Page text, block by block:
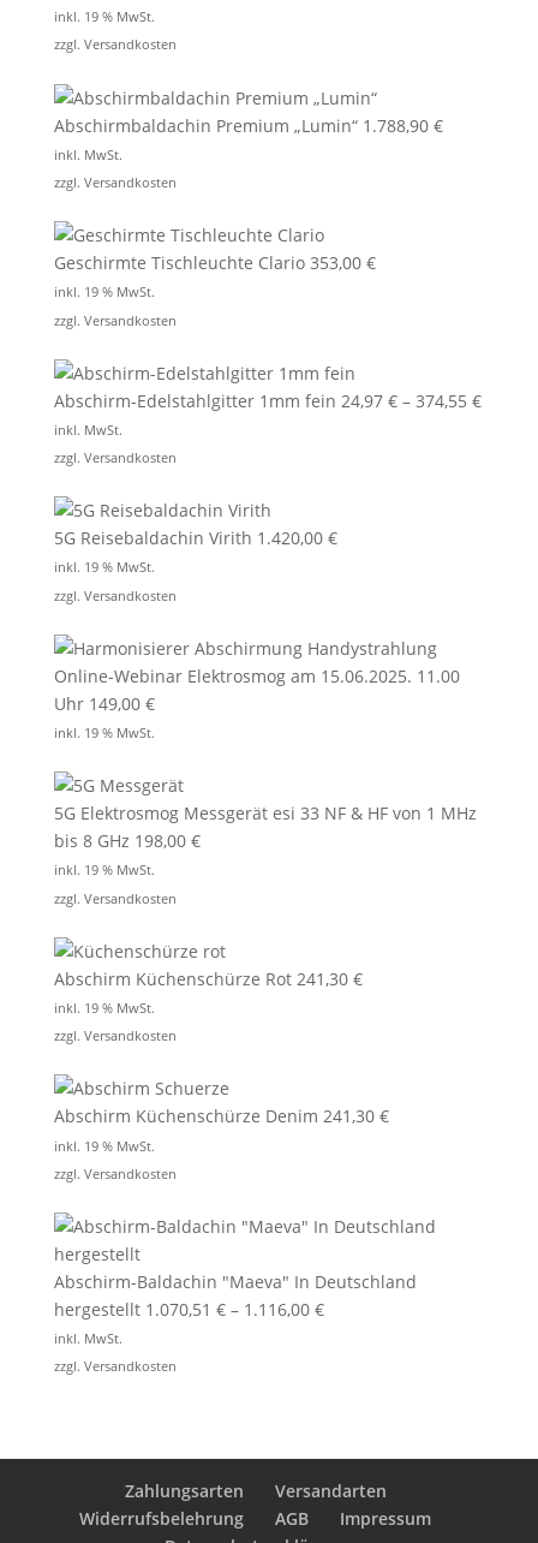
inkl. 19 % MwSt.
zzgl. Versandkosten
Abschirmbaldachin Premium „Lumin“ 1.788,90 €
inkl. MwSt.
zzgl. Versandkosten
Geschirmte Tischleuchte Clario 353,00 €
inkl. 19 % MwSt.
zzgl. Versandkosten
Abschirm-Edelstahlgitter 1mm fein 24,97 €– 374,55 €
inkl. MwSt.
zzgl. Versandkosten
5G Reisebaldachin Virith 1.420,00 €
inkl. 19 % MwSt.
zzgl. Versandkosten
Online-Webinar Elektrosmog am 15.06.2025. 11.00
Uhr 149,00 €
inkl. 19 % MwSt.
5G Elektrosmog Messgerät esi 33 NF & HF von 1 MHz
bis 8 GHz 198,00 €
inkl. 19 % MwSt.
zzgl. Versandkosten
Abschirm Küchenschürze Rot 241,30 €
inkl. 19 % MwSt.
zzgl. Versandkosten
Abschirm Küchenschürze Denim 241,30 €
inkl. 19 % MwSt.
zzgl. Versandkosten
Abschirm-Baldachin "Maeva" In Deutschland
hergestellt 1.070,51 €– 1.116,00 €
inkl. MwSt.
zzgl. Versandkosten
Zahlungsarten
Versandarten
Widerrufsbelehrung
AGB
Impressum